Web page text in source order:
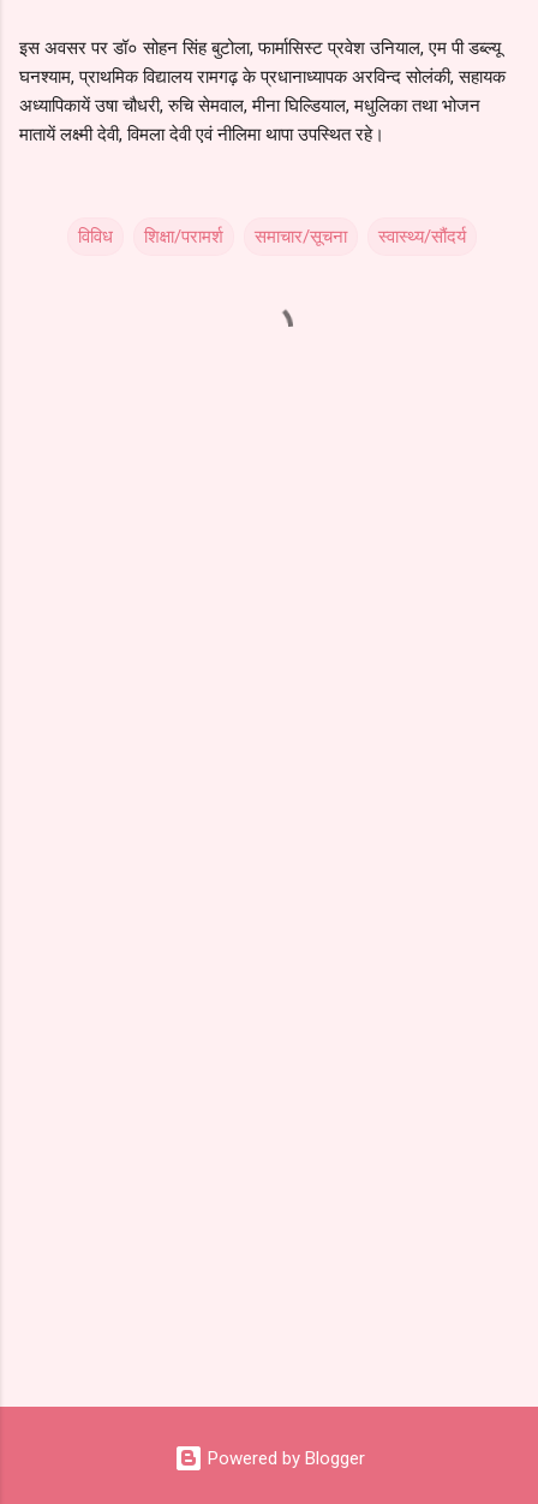
इस अवसर पर डॉ० सोहन सिंह बुटोला, फार्मासिस्ट प्रवेश उनियाल, एम पी डब्ल्यू
घनश्याम, प्राथमिक विद्यालय रामगढ़ के प्रधानाध्यापक अरविन्द सोलंकी, सहायक
अध्यापिकायें उषा चौधरी, रुचि सेमवाल, मीना घिल्डियाल, मधुलिका तथा भोजन
मातायें लक्ष्मी देवी, विमला देवी एवं नीलिमा थापा उपस्थित रहे।
विविध शिक्षा/परामर्श समाचार/सूचना स्वास्थ्य/सौंदर्य
Powered by Blogger